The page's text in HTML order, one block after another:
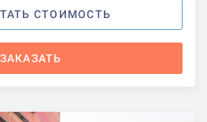
СТОИМОСТЬ
ЗАКАЗАТЬ